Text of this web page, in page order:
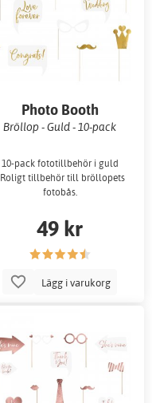
Photo Booth
Bröllop - Guld - 10-pack
10-pack fototillbehör i guld
tillbehör till bröllopets
fotobås.
49 kr
Lägg i varukorg